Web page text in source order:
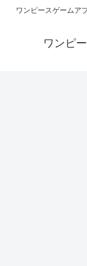
ワンピースゲームア
ワンピ